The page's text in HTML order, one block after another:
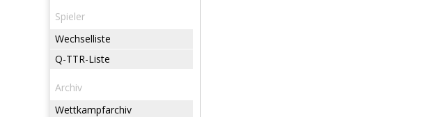
Spieler
Wechselliste
Q-TTR-Liste
Archiv
Wettkampfarchiv